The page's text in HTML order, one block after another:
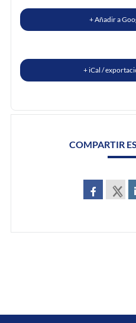
+ Añadir a
+ iCal /
COMPARTIR